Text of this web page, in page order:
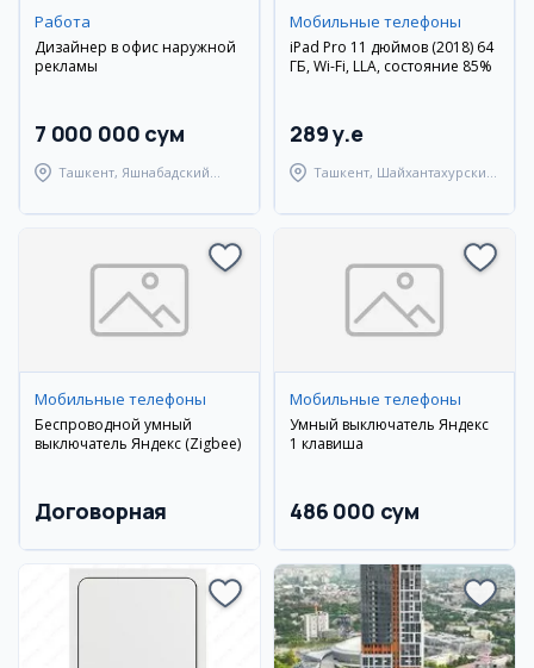
Работа
Дизайнер в офис наружной
рекламы
7 000 000 сум
Ташкент, Яшнабадский
Мобильные телефоны
iPad Pro 11 дюймов (2018) 64
ГБ, Wi-Fi, LLA, состояние 85%
289 y.e
Ташкент, Шайхантахурский
Мобильные телефоны
Беспроводной умный
выключатель Яндекс (Zigbee)
Договорная
Мобильные телефоны
Умный выключатель Яндекс
1 клавиша
486 000 сум